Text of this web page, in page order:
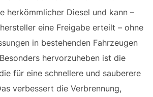
herkömmlicher Diesel und kann –
eine Freigabe erteilt – ohne
in bestehenden Fahrzeugen
hervorzuheben ist die
für eine schnellere und sauberere
verbessert die Verbrennung,